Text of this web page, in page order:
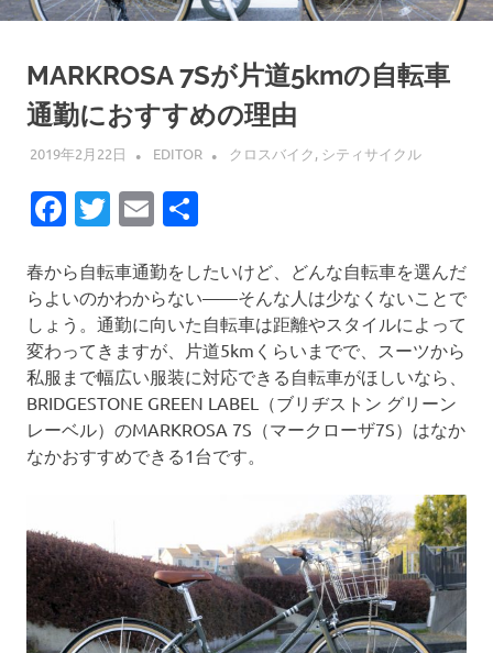
MARKROSA 7Sが片道5kmの自転車
通勤におすすめの理由
2019年2月22日 EDITOR クロスバイク, シティサイクル
Facebook
Twitter
Email
春から自転車通勤をしたいけど、どんな自転車を選んだ
らよいのかわからない——そんな人は少なくないことで
しょう。通勤に向いた自転車は距離やスタイルによって
変わってきますが、片道5kmくらいまでで、スーツから
私服まで幅広い服装に対応できる自転車がほしいなら、
BRIDGESTONE GREEN LABEL（ブリヂストン グリーン
レーベル）のMARKROSA 7S（マークローザ7S）はなか
なかおすすめできる1台です。